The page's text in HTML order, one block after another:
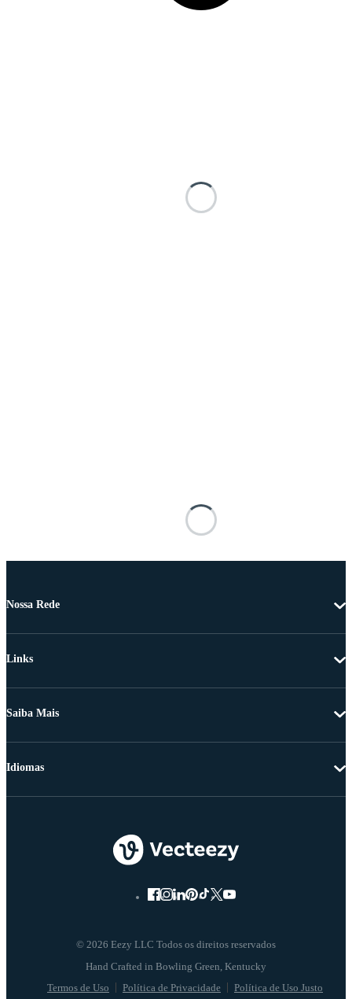
Nossa Rede
Links
Saiba Mais
© 2026 Eezy LLC Todos os direitos reservados
Termos de Uso Política de Privacidade Política de Uso Justo
Idiomas